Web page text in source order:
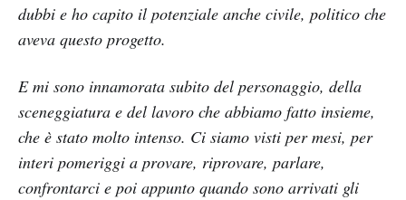
dubbi e ho capito il potenziale anche civile, politico che
aveva questo progetto.
E mi sono innamorata subito del personaggio, della
sceneggiatura e del lavoro che abbiamo fatto insieme,
che è stato molto intenso. Ci siamo visti per mesi, per
interi pomeriggi a provare, riprovare, parlare,
confrontarci e poi appunto quando sono arrivati gli